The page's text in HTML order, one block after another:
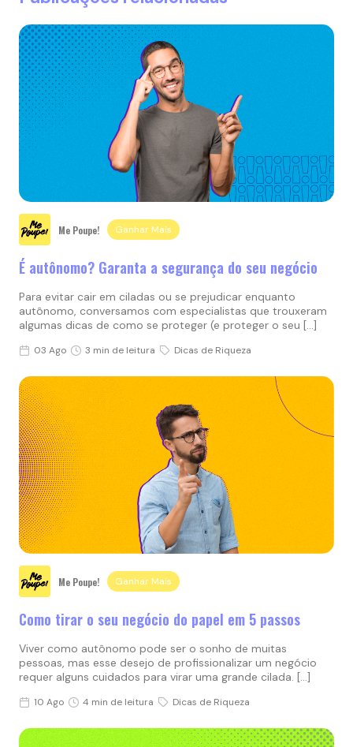
Me Poupe! Ganhar Mais
É autônomo? Garanta a segurança do seu negócio
Para evitar cair em ciladas ou se prejudicar enquanto
autônomo, conversamos com especialistas que trouxeram
algumas dicas de como se proteger (e proteger o seu […]
03 Ago 3 min de leitura Dicas de Riqueza
Me Poupe! Ganhar Mais
Como tirar o seu negócio do papel em 5 passos
Viver como autônomo pode ser o sonho de muitas
pessoas, mas esse desejo de profissionalizar um negócio
requer alguns cuidados para virar uma grande cilada. […]
10 Ago 4 min de leitura Dicas de Riqueza